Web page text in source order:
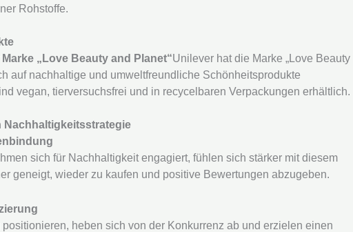
Rohstoffe.
„Love Beauty and Planet“Unilever hat die Marke „Love Beauty
auf nachhaltige und umweltfreundliche Schönheitsprodukte
vegan, tierversuchsfrei und in recycelbaren Verpackungen erhältlich.
Nachhaltigkeitsstrategie
sich für Nachhaltigkeit engagiert, fühlen sich stärker mit diesem
geneigt, wieder zu kaufen und positive Bewertungen abzugeben.
heben sich von der Konkurrenz ab und erzielen einen